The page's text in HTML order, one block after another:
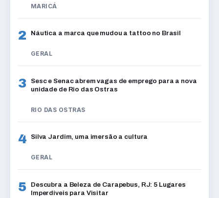
MARICÁ
2 Náutica a marca que mudou a tattoo no Brasil
GERAL
3
Sesc e Senac abrem vagas de emprego para a nova
unidade de Rio das Ostras
RIO DAS OSTRAS
4 Silva Jardim, uma imersão a cultura
GERAL
5
Descubra a Beleza de Carapebus, RJ: 5 Lugares
Imperdíveis para Visitar